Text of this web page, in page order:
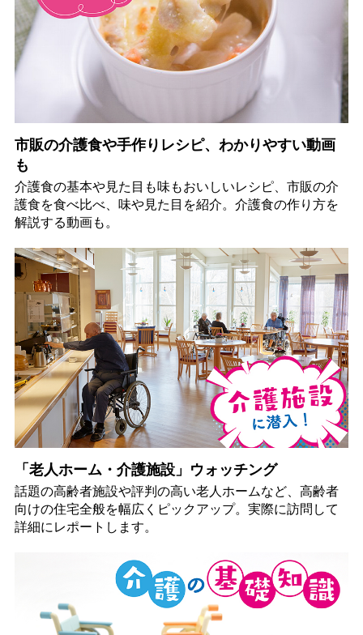
市販の介護食や手作りレシピ、わかりやすい動画
も
介護食の基本や見た目も味もおいしいレシピ、市販の介
護食を食べ比べ、味や見た目を紹介。介護食の作り方を
解説する動画も。
「老人ホーム・介護施設」ウォッチング
話題の高齢者施設や評判の高い老人ホームなど、高齢者
向けの住宅全般を幅広くピックアップ。実際に訪問して
詳細にレポートします。